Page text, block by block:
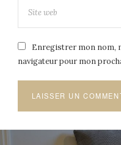
Enregistrer mon nom,
navigateur pour mon